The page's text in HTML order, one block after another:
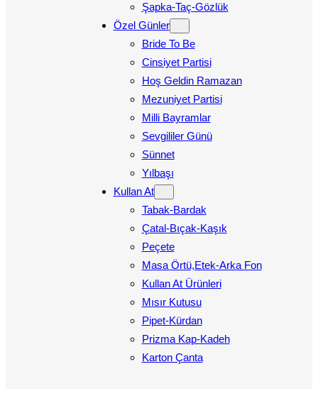
Şapka-Taç-Gözlük
Özel Günler
Bride To Be
Cinsiyet Partisi
Hoş Geldin Ramazan
Mezuniyet Partisi
Milli Bayramlar
Sevgililer Günü
Sünnet
Yılbaşı
Kullan At
Tabak-Bardak
Çatal-Bıçak-Kaşık
Peçete
Masa Örtü,Etek-Arka Fon
Kullan At Ürünleri
Mısır Kutusu
Pipet-Kürdan
Prizma Kap-Kadeh
Karton Çanta